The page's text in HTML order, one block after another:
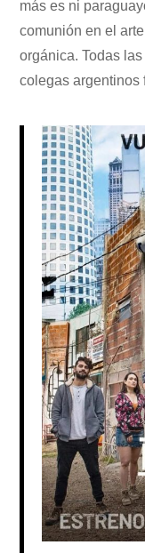
más es ni
comunión en el
orgánica. Todas
colegas argentinos